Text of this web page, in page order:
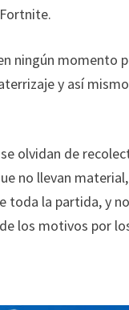
ningún momento
y así
olvidan de
no llevan
toda la partida, y
los motivos por